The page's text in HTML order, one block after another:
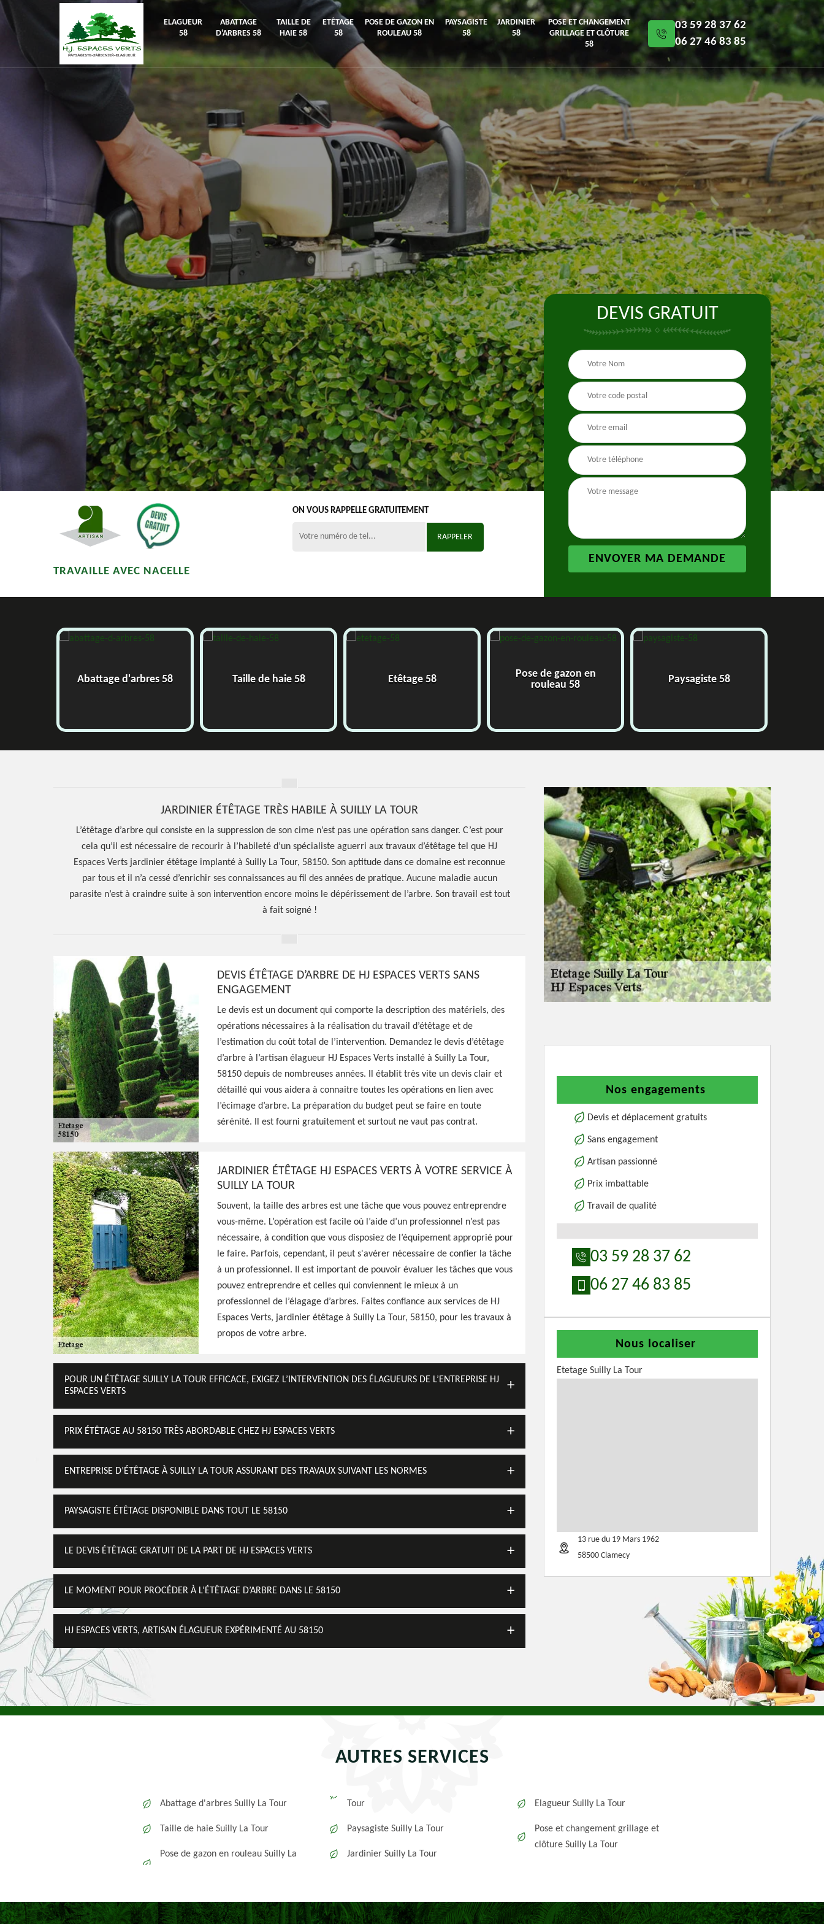
ELAGUEUR
58
ABATTAGE
D'ARBRES 58
TAILLE DE
HAIE 58
ETÊTAGE
58
POSE DE GAZON EN
ROULEAU 58
PAYSAGISTE
58
JARDINIER
58
POSE ET CHANGEMENT
GRILLAGE ET CLÔTURE
58
03 59 28 37 62
06 27 46 83 85
Hoerter Joseph Elagage 58
Spécialiste en étêtage
Suilly La Tour 58150
Paysagiste aguerri à Suilly La Tour 58150, HJ Espaces Verts est tout à
fait qualifié pour s'occuper de l'étêtage de vos arbres, travaux
effectués avec minutie, résultat irréprochable
Voir Nos Realisations Contactez-Nous!
TRAVAILLE AVEC NACELLE
ON VOUS RAPPELLE GRATUITEMENT
DEVIS GRATUIT
Abattage d'arbres 58 Taille de haie 58 Etêtage 58
Pose de gazon en
rouleau 58
Paysagiste 58
JARDINIER ÉTÊTAGE TRÈS HABILE À SUILLY LA TOUR
L’étêtage d’arbre qui consiste en la suppression de son cime n’est pas une opération sans danger. C’est pour
cela qu’il est nécessaire de recourir à l’habileté d’un spécialiste aguerri aux travaux d’étêtage tel que HJ
Espaces Verts jardinier étêtage implanté à Suilly La Tour, 58150. Son aptitude dans ce domaine est reconnue
par tous et il n’a cessé d’enrichir ses connaissances au fil des années de pratique. Aucune maladie aucun
parasite n’est à craindre suite à son intervention encore moins le dépérissement de l’arbre. Son travail est tout
à fait soigné !
DEVIS ÉTÊTAGE D’ARBRE DE HJ ESPACES VERTS SANS
ENGAGEMENT
Le devis est un document qui comporte la description des matériels, des
opérations nécessaires à la réalisation du travail d’étêtage et de
l’estimation du coût total de l’intervention. Demandez le devis d’étêtage
d’arbre à l’artisan élagueur HJ Espaces Verts installé à Suilly La Tour,
58150 depuis de nombreuses années. Il établit très vite un devis clair et
détaillé qui vous aidera à connaitre toutes les opérations en lien avec
l’écimage d’arbre. La préparation du budget peut se faire en toute
sérénité. Il est fourni gratuitement et surtout ne vaut pas contrat.
JARDINIER ÉTÊTAGE HJ ESPACES VERTS À VOTRE SERVICE À
SUILLY LA TOUR
Souvent, la taille des arbres est une tâche que vous pouvez entreprendre
vous-même. L’opération est facile où l’aide d’un professionnel n’est pas
nécessaire, à condition que vous disposiez de l’équipement approprié pour
le faire. Parfois, cependant, il peut s'avérer nécessaire de confier la tâche
à un professionnel. Il est important de pouvoir évaluer les tâches que vous
pouvez entreprendre et celles qui conviennent le mieux à un
professionnel de l’élagage d’arbres. Faites confiance aux services de HJ
Espaces Verts, jardinier étêtage à Suilly La Tour, 58150, pour les travaux à
propos de votre arbre.
POUR UN ÉTÊTAGE SUILLY LA TOUR EFFICACE, EXIGEZ L’INTERVENTION DES ÉLAGUEURS DE L’ENTREPRISE HJ
ESPACES VERTS
PRIX ÉTÊTAGE AU 58150 TRÈS ABORDABLE CHEZ HJ ESPACES VERTS
ENTREPRISE D’ÉTÊTAGE À SUILLY LA TOUR ASSURANT DES TRAVAUX SUIVANT LES NORMES
PAYSAGISTE ÉTÊTAGE DISPONIBLE DANS TOUT LE 58150
LE DEVIS ÉTÊTAGE GRATUIT DE LA PART DE HJ ESPACES VERTS
LE MOMENT POUR PROCÉDER À L’ÉTÊTAGE D’ARBRE DANS LE 58150
HJ ESPACES VERTS, ARTISAN ÉLAGUEUR EXPÉRIMENTÉ AU 58150
Nos engagements
Devis et déplacement gratuits
Sans engagement
Artisan passionné
Prix imbattable
Travail de qualité
03 59 28 37 62
06 27 46 83 85
Nous localiser
Etetage Suilly La Tour
13 rue du 19 Mars 1962
58500 Clamecy
AUTRES SERVICES
Abattage d'arbres Suilly La Tour
Taille de haie Suilly La Tour
Pose de gazon en rouleau Suilly La
Tour
Paysagiste Suilly La Tour
Jardinier Suilly La Tour
Elagueur Suilly La Tour
Pose et changement grillage et
clôture Suilly La Tour